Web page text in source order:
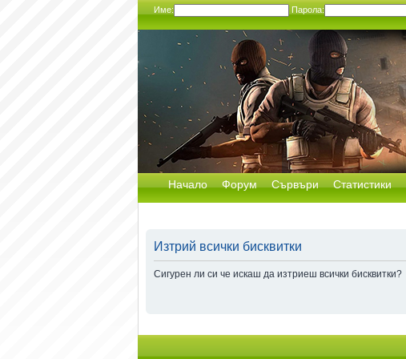
Име: Парола:
Начало Форум Сървъри Статистики
Изтрий всички бисквитки
Сигурен ли си че искаш да изтриеш всички бисквитки?